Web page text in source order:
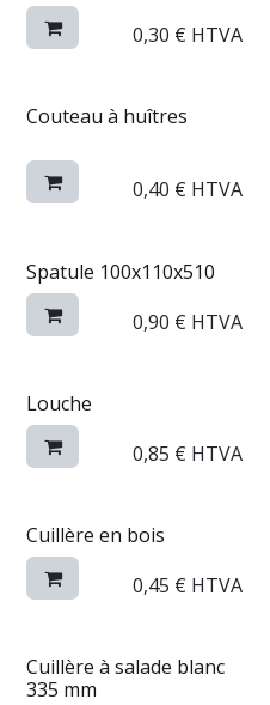
0,30 € HTVA
Couteau à huîtres
0,40 € HTVA
Spatule 100x110x510
0,90 € HTVA
Louche
0,85 € HTVA
Cuillère en bois
0,45 € HTVA
Cuillère à salade blanc
335 mm